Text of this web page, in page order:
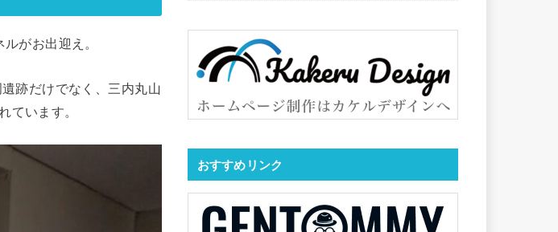
がお出迎え。
跡だけでなく、三内丸山
ています。
おすすめリンク